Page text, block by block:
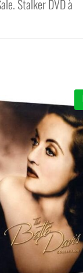
Stalker DVD à